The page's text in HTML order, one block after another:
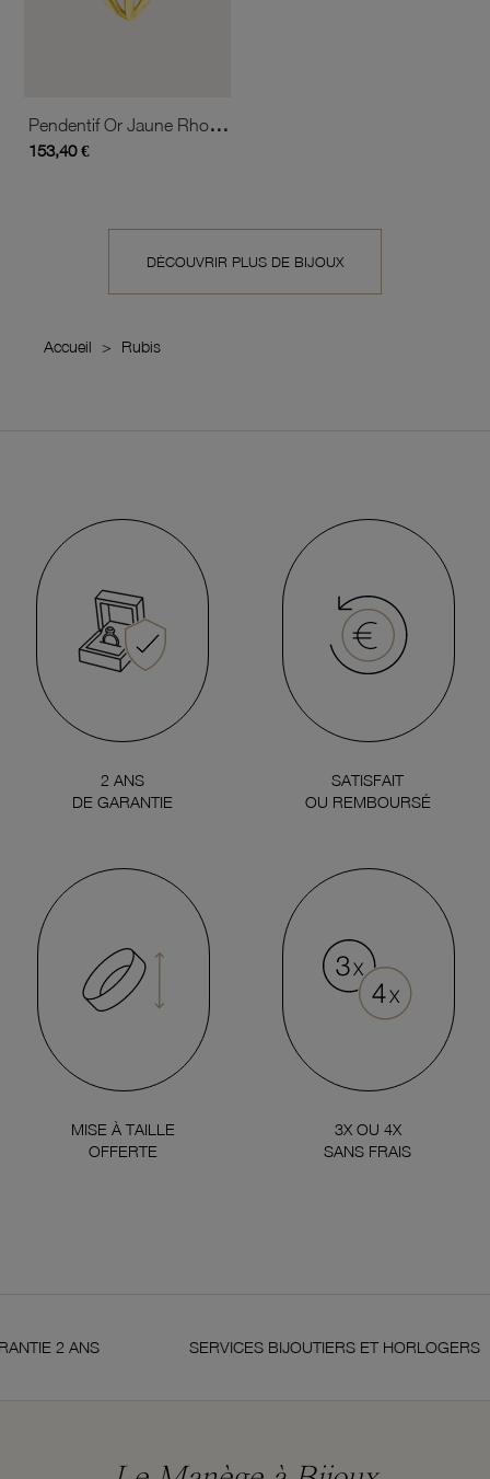
Pendentif Or Jaune Rhodié, Saphir, Rubis, Émeraude Et Diamants
153,40 €
DÉCOUVRIR PLUS DE BIJOUX
Accueil Rubis
2 ANS
DE GARANTIE
SATISFAIT
OU REMBOURSÉ
MISE À TAILLE
OFFERTE
3X OU 4X
SANS FRAIS
2 ANS SERVICES BIJOUTIERS ET HORLOGERS